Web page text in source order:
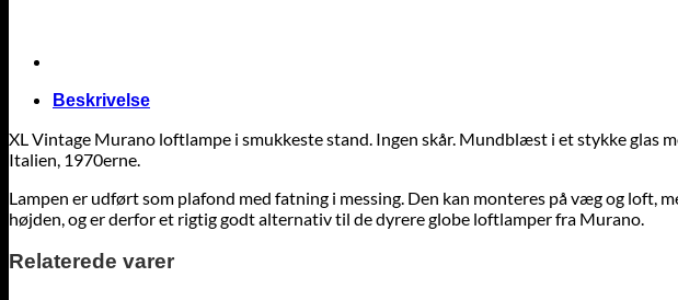
Beskrivelse
XL Vintage Murano loftlampe i smukkeste stand. Ingen skår. Mundblæst i et stykke glas
Italien, 1970erne.
Lampen er udført som plafond med fatning i messing. Den kan monteres på væg og loft,
højden, og er derfor et rigtig godt alternativ til de dyrere globe loftlamper fra Murano.
Relaterede varer